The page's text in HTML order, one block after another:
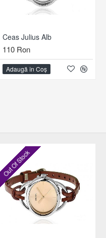
Ceas Julius Alb
110 Ron
Adaugă în Coş
Out Of Stock